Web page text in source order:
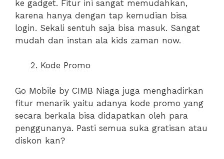
ke gadget. Fitur ini sangat memudahkan,
karena hanya dengan tap kemudian bisa
login. Sekali sentuh saja bisa masuk. Sangat
mudah dan instan ala kids zaman now.
Kode Promo
Go Mobile by CIMB Niaga juga menghadirkan
fitur menarik yaitu adanya kode promo yang
secara berkala bisa didapatkan oleh para
penggunanya. Pasti semua suka gratisan atau
diskon kan?